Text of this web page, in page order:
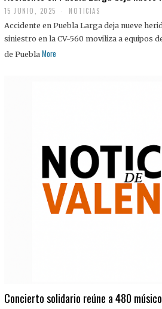
15 JUNIO, 2025 NOTICIAS
Accidente en Puebla Larga deja nueve
siniestro en la CV-560 moviliza a equipos
de Puebla More
Concierto solidario reúne a 480